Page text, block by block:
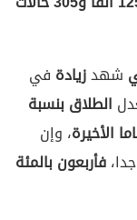
شهدزيادة في
الطلاقبنسبة
الأخيرة، وإن
فأربعون بالمئة